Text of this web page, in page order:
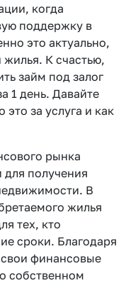
когда
поддержку в
это актуально,
жилья. К счастью,
займ под залог
1 день. Давайте
за услуга и как
рынка
получения
В
жилья
тех, кто
сроки. Благодаря
финансовые
собственном